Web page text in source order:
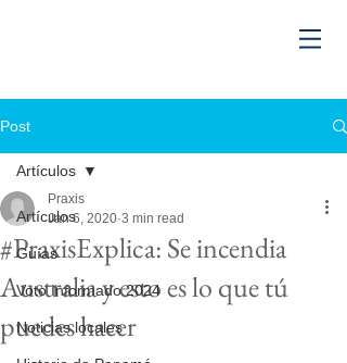
Post
Artículos
Guías
Voto Informado 2024
Noticias locales
Artículos
#PraxisExplica: Se incendia
Australia y esto es lo que tú
puedes hacer
Praxis
Jan 6, 2020 3 min read